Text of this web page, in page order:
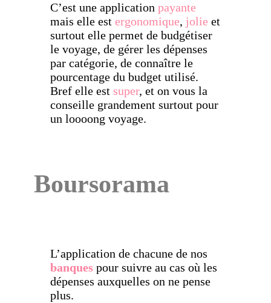
C’est une application payante
mais elle est ergonomique, jolie et
surtout elle permet de budgétiser
le voyage, de gérer les dépenses
par catégorie, de connaître le
pourcentage du budget utilisé.
Bref elle est super, et on vous la
conseille grandement surtout pour
un loooong voyage.
Boursorama
L’application de chacune de nos
banquespour suivre au cas où les
dépenses auxquelles on ne pense
plus.